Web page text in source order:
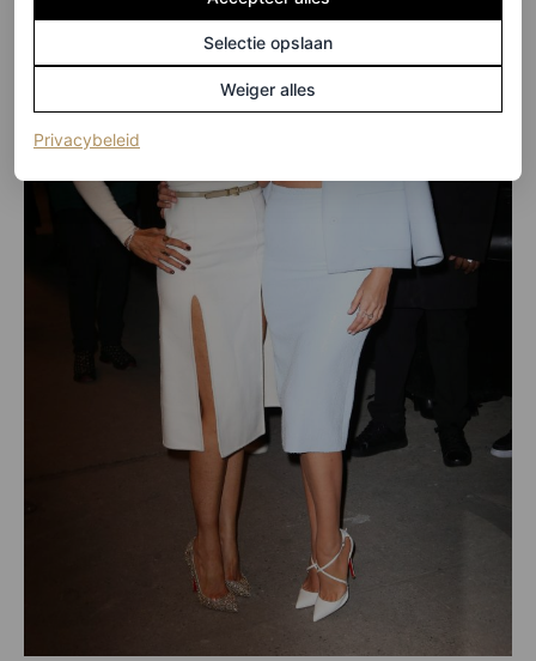
Selectie opslaan
Weiger alles
Privacybeleid